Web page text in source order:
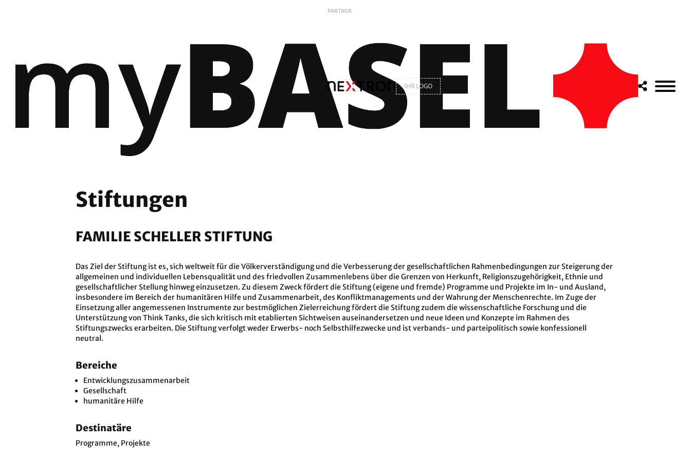
PARTNER
IHR LOGO
Stiftungen
FAMILIE SCHELLER STIFTUNG
Das Ziel der Stiftung ist es, sich weltweit für die Völkerverständigung und die Verbesserung der gesellschaftlichen Rahmenbedingungen zur Steigerung der
allgemeinen und individuellen Lebensqualität und des friedvollen Zusammenlebens über die Grenzen von Herkunft, Religionszugehörigkeit, Ethnie und
gesellschaftlicher Stellung hinweg einzusetzen. Zu diesem Zweck fördert die Stiftung (eigene und fremde) Programme und Projekte im In- und Ausland,
insbesondere im Bereich der humanitären Hilfe und Zusammenarbeit, des Konfliktmanagements und der Wahrung der Menschenrechte. Im Zuge der
Einsetzung aller angemessenen Instrumente zur bestmöglichen Zielerreichung fördert die Stiftung zudem die wissenschaftliche Forschung und die
Unterstützung von Think Tanks, die sich kritisch mit etablierten Sichtweisen auseinandersetzen und neue Ideen und Konzepte im Rahmen des
Stiftungszwecks erarbeiten. Die Stiftung verfolgt weder Erwerbs- noch Selbsthilfezwecke und ist verbands- und parteipolitisch sowie konfessionell
neutral.
Bereiche
Entwicklungszusammenarbeit
Gesellschaft
humanitäre Hilfe
Destinatäre
Programme, Projekte